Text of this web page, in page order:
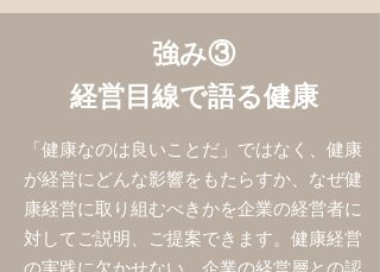
強み③
経営目線で語る健康
「健康なのは良いことだ」ではなく、健康
が経営にどんな影響をもたらすか、なぜ健
康経営に取り組むべきかを企業の経営者に
対してご説明、ご提案できます。健康経営